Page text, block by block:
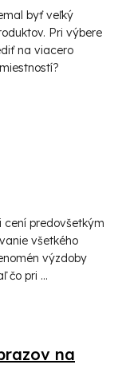
byť veľký
Pri výbere
na viacero
cení predovšetkým
všetkého
výzdoby
čo pri ...
na